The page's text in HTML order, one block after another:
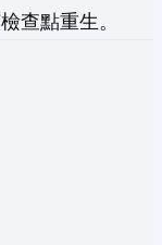
查點重生。